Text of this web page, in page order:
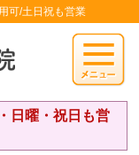
可/土日祝も営業
日曜・祝日も営